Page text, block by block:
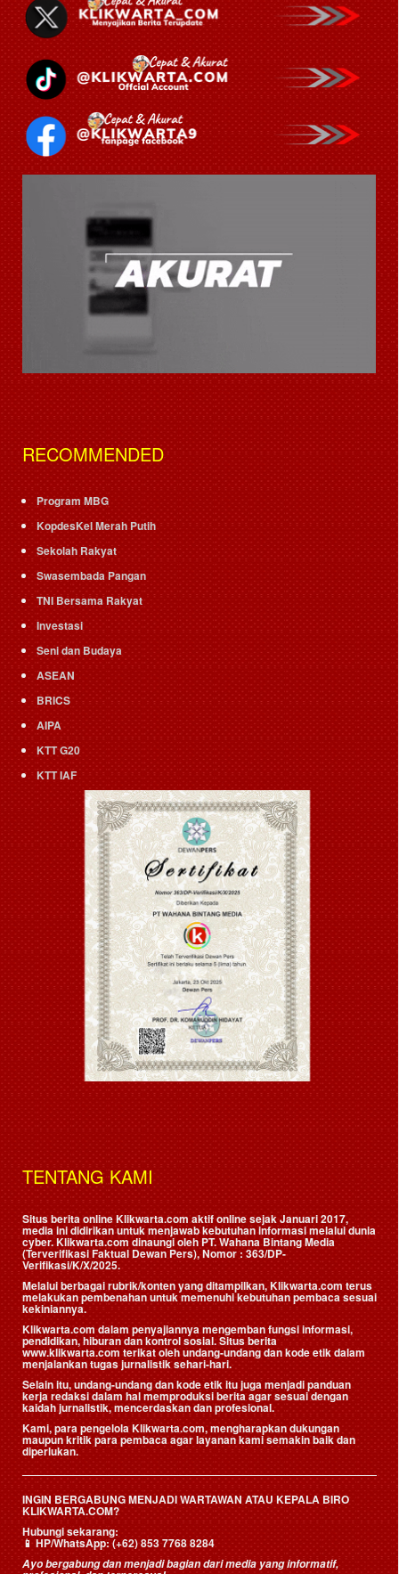
RECOMMENDED
Program MBG
KopdesKel Merah Putih
Sekolah Rakyat
Swasembada Pangan
TNI Bersama Rakyat
Investasi
Seni dan Budaya
ASEAN
BRICS
AIPA
KTT G20
KTT IAF
TENTANG KAMI
Situs berita online Klikwarta.com aktif online sejak Januari 2017,
media ini didirikan untuk menjawab kebutuhan informasi melalui dunia
cyber. Klikwarta.com dinaungi oleh PT. Wahana Bintang Media
(Terverifikasi Faktual Dewan Pers), Nomor : 363/DP-
Verifikasi/K/X/2025.
Melalui berbagai rubrik/konten yang ditampilkan, Klikwarta.com terus
melakukan pembenahan untuk memenuhi kebutuhan pembaca sesuai
kekiniannya.
Klikwarta.com dalam penyajiannya mengemban fungsi informasi,
pendidikan, hiburan dan kontrol sosial. Situs berita
www.klikwarta.com terikat oleh undang-undang dan kode etik dalam
menjalankan tugas jurnalistik sehari-hari.
Selain itu, undang-undang dan kode etik itu juga menjadi panduan
kerja redaksi dalam hal memproduksi berita agar sesuai dengan
kaidah jurnalistik, mencerdaskan dan profesional.
Kami, para pengelola Klikwarta.com, mengharapkan dukungan
maupun kritik para pembaca agar layanan kami semakin baik dan
diperlukan.
INGIN BERGABUNG MENJADI WARTAWAN ATAU KEPALA BIRO
KLIKWARTA.COM?
Hubungi sekarang:
📱HP/WhatsApp:(+62) 853 7768 8284
Ayo bergabung dan menjadi bagian dari media yang informatif,